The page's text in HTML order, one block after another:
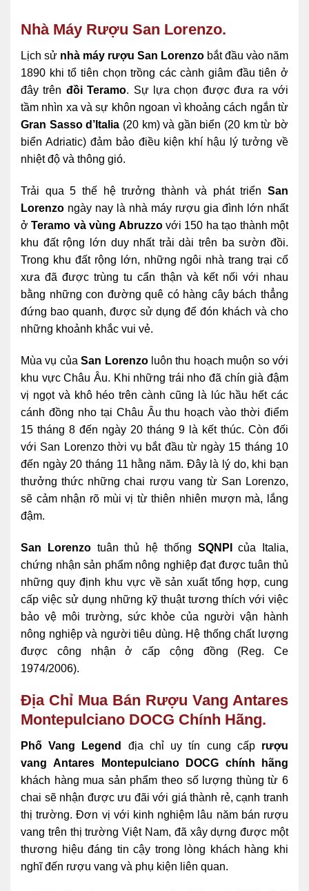
Nhà Máy Rượu San Lorenzo.
Lịch sử nhà máy rượu San Lorenzo bắt đầu vào năm
1890 khi tổ tiên chọn trồng các cành giâm đầu tiên ở
đây trên đồi Teramo. Sự lựa chọn được đưa ra với
tầm nhìn xa và sự khôn ngoan vì khoảng cách ngắn từ
Gran Sasso d’Italia (20 km) và gần biển (20 km từ bờ
biển Adriatic) đảm bảo điều kiện khí hậu lý tưởng về
nhiệt độ và thông gió.
Trải qua 5 thế hệ trưởng thành và phát triển San
Lorenzo ngày nay là nhà máy rượu gia đình lớn nhất
ởTeramo và vùng Abruzzovới 150 ha tạo thành một
khu đất rộng lớn duy nhất trải dài trên ba sườn đồi.
Trong khu đất rộng lớn, những ngôi nhà trang trại cổ
xưa đã được trùng tu cẩn thận và kết nối với nhau
bằng những con đường quê có hàng cây bách thẳng
đứng bao quanh, được sử dụng để đón khách và cho
những khoảnh khắc vui vẻ.
Mùa vụ củaSan Lorenzoluôn thu hoạch muộn so với
khu vực Châu Âu. Khi những trái nho đã chín già đậm
vị ngọt và khô héo trên cành cũng là lúc hầu hết các
cánh đồng nho tại Châu Âu thu hoạch vào thời điểm
15 tháng 8 đến ngày 20 tháng 9 là kết thúc. Còn đối
với San Lorenzo thời vụ bắt đầu từ ngày 15 tháng 10
đến ngày 20 tháng 11 hằng năm. Đây là lý do, khi bạn
thưởng thức những chai rượu vang từ San Lorenzo,
sẽ cảm nhận rõ mùi vị từ thiên nhiên mượn mà, lắng
đậm.
San Lorenzotuân thủ hệ thống SQNPI
của Italia,
chứng nhận sản phẩm nông nghiệp đạt được tuân thủ
những quy định khu vực về sản xuất tổng hợp, cung
cấp việc sử dụng những kỹ thuật tương thích với việc
bảo vệ môi trường, sức khỏe của người vận hành
nông nghiệp và người tiêu dùng. Hệ thống chất lượng
được công nhận ở cấp cộng đồng (Reg. Ce
1974/2006).
Địa Chỉ Mua Bán Rượu Vang Antares
Montepulciano DOCG Chính Hãng.
Phố Vang Legend địa chỉ uy tín cung cấp rượu
vang Antares Montepulciano DOCG chính hãng
khách hàng mua sản phẩm theo số lượng thùng từ 6
chai sẽ nhận được ưu đãi với giá thành rẻ, cạnh tranh
thị trường. Đơn vị với kinh nghiệm lâu năm bán rượu
vang trên thị trường Việt Nam, đã xây dựng được một
thương hiệu đáng tin cậy trong lòng khách hàng khi
nghĩ đến rượu vang và phụ kiện liên quan.